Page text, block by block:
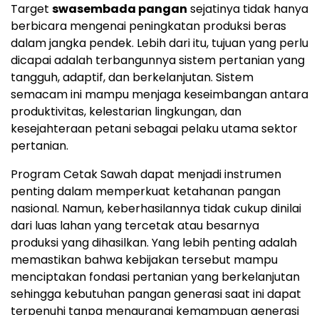
Target swasembada pangan sejatinya tidak hanya
berbicara mengenai peningkatan produksi beras
dalam jangka pendek. Lebih dari itu, tujuan yang perlu
dicapai adalah terbangunnya sistem pertanian yang
tangguh, adaptif, dan berkelanjutan. Sistem
semacam ini mampu menjaga keseimbangan antara
produktivitas, kelestarian lingkungan, dan
kesejahteraan petani sebagai pelaku utama sektor
pertanian.
Program Cetak Sawah dapat menjadi instrumen
penting dalam memperkuat ketahanan pangan
nasional. Namun, keberhasilannya tidak cukup dinilai
dari luas lahan yang tercetak atau besarnya
produksi yang dihasilkan. Yang lebih penting adalah
memastikan bahwa kebijakan tersebut mampu
menciptakan fondasi pertanian yang berkelanjutan
sehingga kebutuhan pangan generasi saat ini dapat
terpenuhi tanpa mengurangi kemampuan generasi